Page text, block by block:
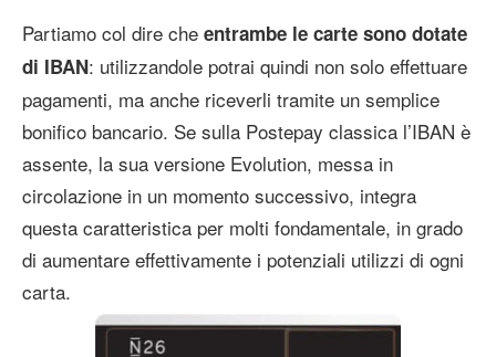
Partiamo col dire che entrambe le carte sono dotate
di IBAN: utilizzandole potrai quindi non solo effettuare
pagamenti, ma anche riceverli tramite un semplice
bonifico bancario. Se sulla Postepay classica l’IBAN è
assente, la sua versione Evolution, messa in
circolazione in un momento successivo, integra
questa caratteristica per molti fondamentale, in grado
di aumentare effettivamente i potenziali utilizzi di ogni
carta.